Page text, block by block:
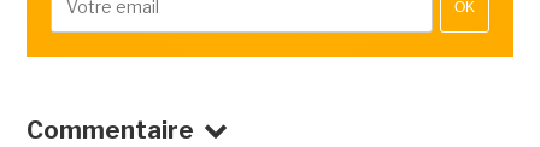
OK
Commentaire